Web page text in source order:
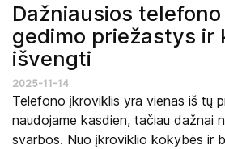
Dažniausios
gedimo priežastys ir
išvengti
2025-11-14
Telefono įkroviklis yra vienas iš tų
naudojame kasdien, tačiau dažnai
svarbos. Nuo įkroviklio kokybės ir